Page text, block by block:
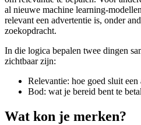
al nieuwe machine learning-
relevant een advertentie is, onder
zoekopdracht.
In die logica bepalen twee dingen
zichtbaar zijn:
Relevantie: hoe goed sluit
Bod: wat je bereid bent te
Wat kon je merken?